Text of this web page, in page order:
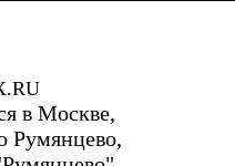
в Москве,
Румянцево,